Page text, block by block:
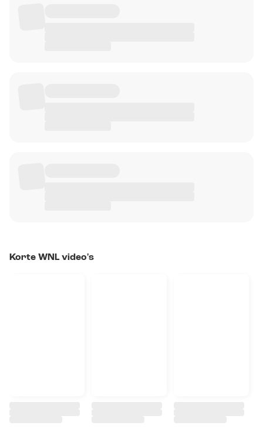
Korte WNL video's